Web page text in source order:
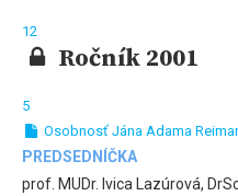
12
Ročník 2001
5
Osobnosť Jána Adama
PREDSEDNÍČKA
prof. MUDr. Ivica Lazúrová,